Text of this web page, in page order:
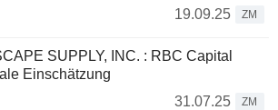
19.09.25
ZM
SUPPLY, INC. : RBC Capital
Einschätzung
31.07.25
ZM